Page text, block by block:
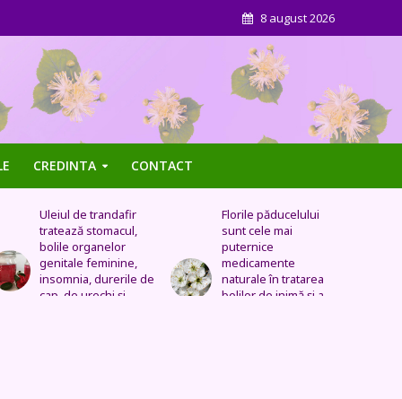
8 august 2026
CREDINTA CONTACT
Florile păducelului
sunt cele mai
puternice
medicamente
naturale în tratarea
bolilor de inimă şi a
Panseluța sălbatică –
Este eficientă pentru
cistită, ameliorează
constipația, are grijă
de sănătatea urinară,
tratează problemele